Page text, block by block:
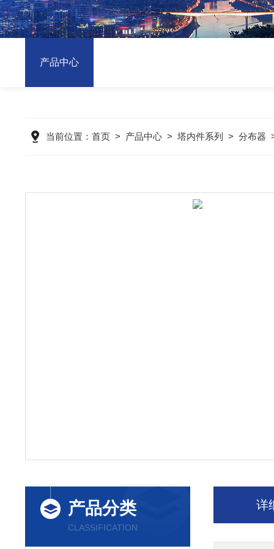
产品中心
当前位置： 首页> 产品中心> 塔内件系列 > 分布器
产品分类
CLASSIFICATION
详